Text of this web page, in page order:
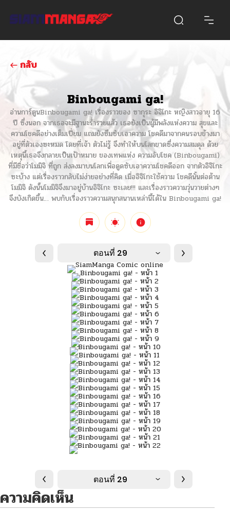
กลับ
Binbougami ga!
อ่านการ์ตูนBinbougami ga! เรื่องราวของ ซากุระ อิจิโกะ หญิงสาวอายุ 16
ปี ซึ่งนอก จากเธอจะมีฐานะร่ำรวยแล้ว เธอยังเป็นผู้มีพลังแห่งความ สุขและ
ความโชคดีอย่างเต็มเปี่ยม แถมยังซึมซับเอาความ โชคดีมาจากคนรอบข้างมา
อยู่ที่ตัวเองซะหมด โดยที่เจ้า ตัวไม่รู้ จึงทำให้บนโลกขาดซึ่งความสมดุล ด้วย
เหตุนี้เธอจึงกลายเป็นเป้าหมาย ของเทพแห่ง ความอับโชค (Binbougami)
ที่มีชื่อว่าโมมิจิ ที่ถูก ส่งลงมาบนโลกเพื่อดูดซับเอาความโชคดีออก จากตัวอิจิโกะ
ซะบ้าง แต่เรื่องราวกลับไม่ง่ายอย่างที่คิด เมื่ออิจิโกะใช้ความ โชคดีนั้นต่อต้าน
โมมิจิ ดังน้้นโมมิจิจึงมาอยู่บ้านอิจิโกะ ซะเลย!!! และเรื่องราวความวุ่นวายต่างๆ
จึงบังเกิดขึ้น… พบกับเรื่องราวความสนุกสนานเหล่านี้ได้ใน Binbougami ga!
ตอนที่ 29
ตอนที่ 29
ความคิดเห็น